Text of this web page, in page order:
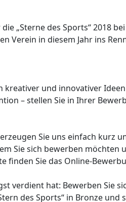
„Sterne des Sports“ 2018
Verein in diesem Jahr ins
kreativer und innovativer
– stellen Sie in Ihrer
Sie uns einfach kurz
Sie sich bewerben
finden Sie das Online-
verdient hat: Bewerben Sie
des Sports“ in Bronze und